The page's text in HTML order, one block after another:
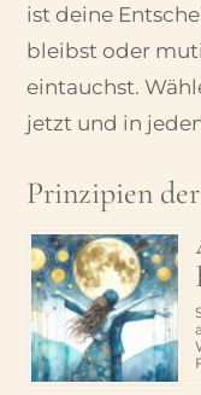
ist deine
bleibst oder
eintauchst.
jetzt und in
Prinzipien